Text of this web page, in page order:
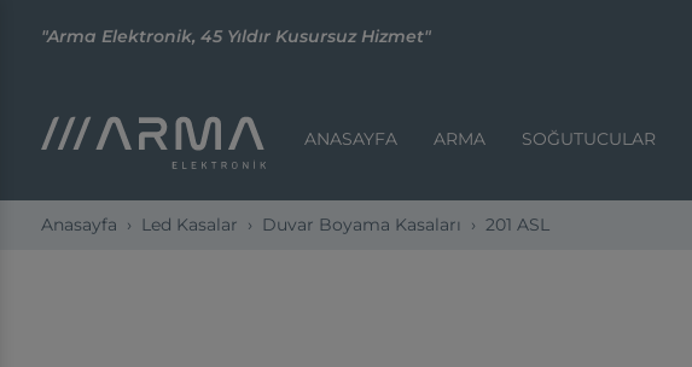
"Arma Elektronik, 45 Yıldır Kusursuz Hizmet"
ANASAYFA ARMA SOĞUTUCULAR
Anasayfa Led Kasalar Duvar Boyama Kasaları 201 ASL